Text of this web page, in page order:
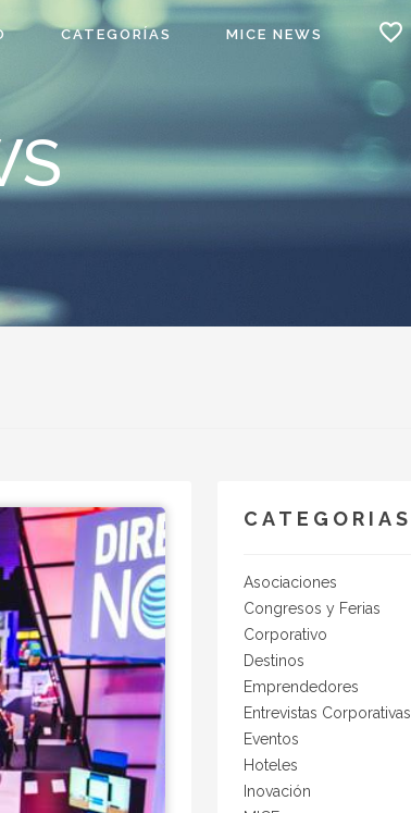
CATEGORÍAS MICE NEWS favorite_border
CATEGORIAS
Asociaciones
Congresos y Ferias
Corporativo
Destinos
Emprendedores
Entrevistas Corporativas
Eventos
Hoteles
Inovación